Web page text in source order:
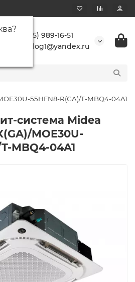
?
+7 (495) 989-16-51
buranlog1@yandex.ru
55HFN8-R(GA)/T-MBQ4-04A1
система Midea
MOE30U-
MBQ4-04A1